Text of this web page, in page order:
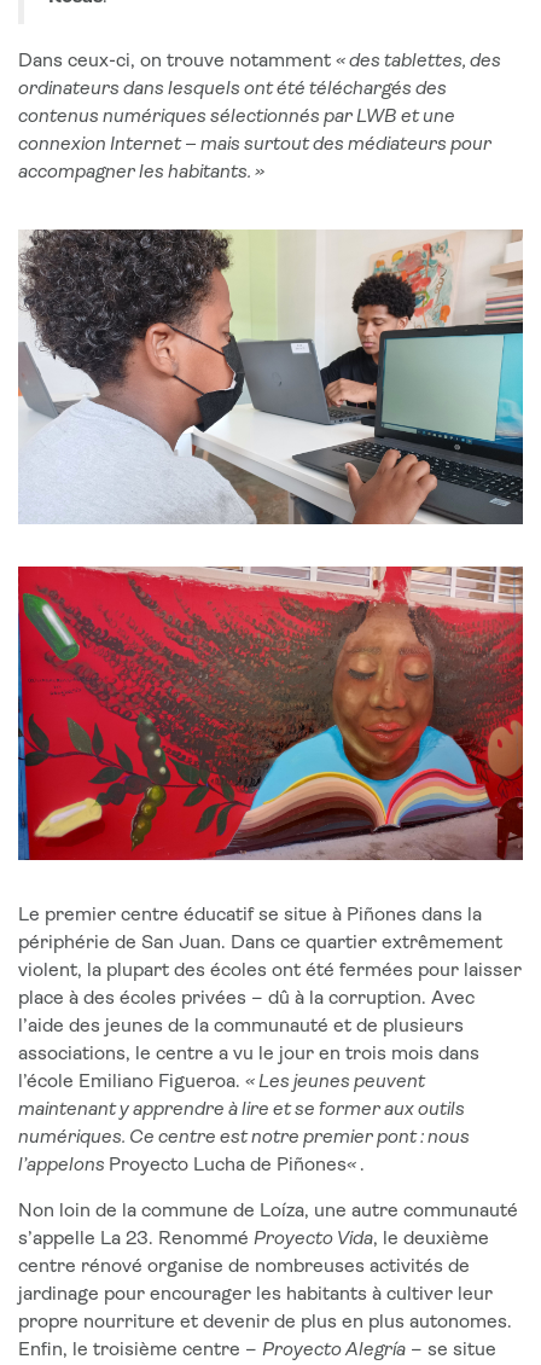
Dans ceux-ci, on trouve notamment « des tablettes, des
ordinateurs dans lesquels ont été téléchargés des
contenus numériques sélectionnés par LWB et une
connexion Internet – mais surtout des médiateurs pour
accompagner les habitants. »
Le premier centre éducatif se situe à Piñones dans la
périphérie de San Juan. Dans ce quartier extrêmement
violent, la plupart des écoles ont été fermées pour laisser
place à des écoles privées – dû à la corruption. Avec
l’aide des jeunes de la communauté et de plusieurs
associations, le centre a vu le jour en trois mois dans
l’école Emiliano Figueroa. « Les jeunes peuvent
maintenant y apprendre à lire et se former aux outils
numériques. Ce centre est notre premier pont : nous
l’appelons Proyecto Lucha de Piñones« .
Non loin de la commune de Loíza, une autre communauté
s’appelle La 23. Renommé Proyecto Vida, le deuxième
centre rénové organise de nombreuses activités de
jardinage pour encourager les habitants à cultiver leur
propre nourriture et devenir de plus en plus autonomes.
Enfin, le troisième centre – Proyecto Alegría – se situe